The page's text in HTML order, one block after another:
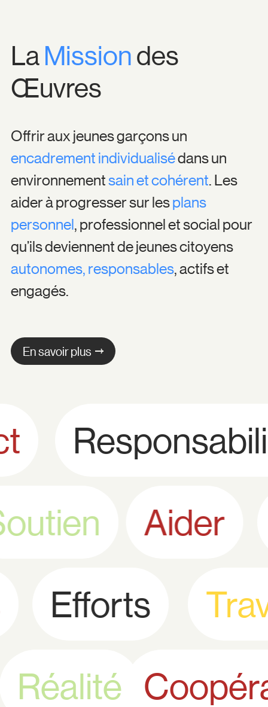
LaMissiondes
Œuvres
Offrir aux jeunes garçons un
encadrement individualisédans un
environnementsain et cohérent . Les
aider à progresser sur lesplans
personnel , professionnel et social pour
qu’ils deviennent de jeunes citoyens
autonomes, responsables , actifs et
engagés.
En savoir plus
Aider
Soutien
Efforts
Réalité